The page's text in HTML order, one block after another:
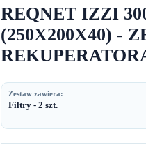
REQNET IZZI
(250X200X40) -
Zestaw zawiera:
Filtry - 2 szt.